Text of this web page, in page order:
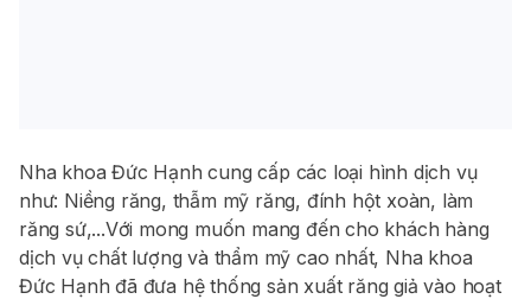
Nha khoa Đức Hạnh cung cấp các loại hình dịch vụ
như: Niềng răng, thẫm mỹ răng, đính hột xoàn, làm
răng sứ,...Với mong muốn mang đến cho khách hàng
dịch vụ chất lượng và thẩm mỹ cao nhất, Nha khoa
Đức Hạnh đã đưa hệ thống sản xuất răng giả vào hoạt